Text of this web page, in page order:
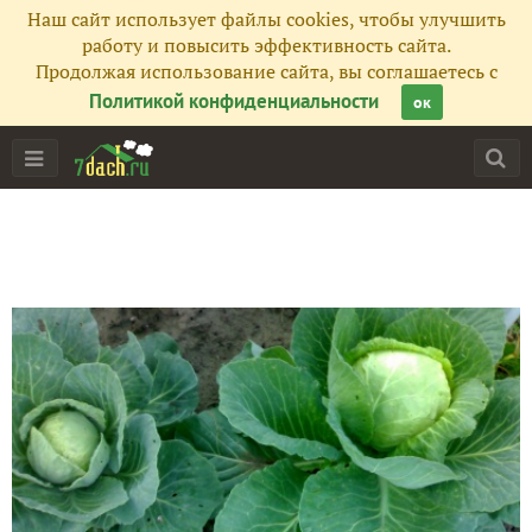
Наш сайт использует файлы cookies, чтобы улучшить
работу и повысить эффективность сайта.
Продолжая использование сайта, вы соглашаетесь с
Политикой конфиденциальности
ок
Главная
Подписчики 26
Все публикации 18
Фото 123